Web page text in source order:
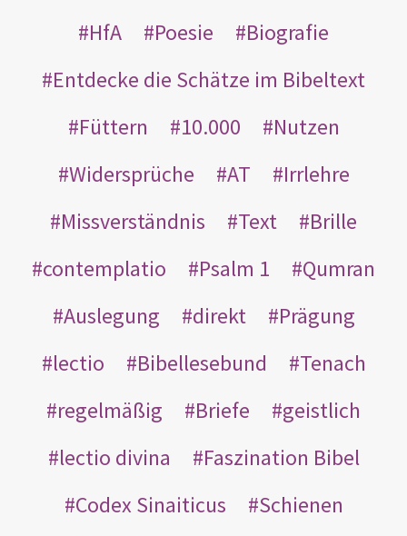
HfA
Poesie
Biografie
Entdecke die Schätze im Bibeltext
Füttern
10.000
Nutzen
Widersprüche
AT
Irrlehre
Missverständnis
Text
Brille
contemplatio
Psalm 1
Qumran
Auslegung
direkt
Prägung
lectio
Bibellesebund
Tenach
regelmäßig
Briefe
geistlich
lectio divina
Faszination Bibel
Codex Sinaiticus
Schienen